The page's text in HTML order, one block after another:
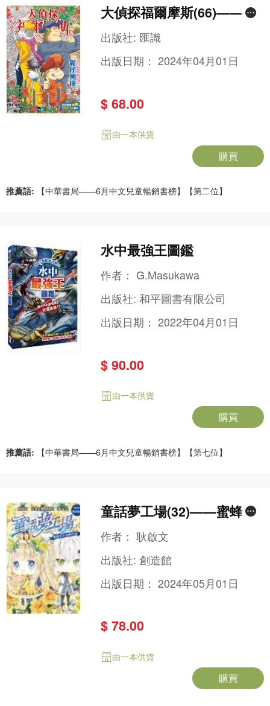
大偵探福爾摩斯(66)——猩
仔神探
出版社: 匯識
出版日期：2024年04月01日
$ 68.00
由一本供貨
購買
推薦語: 【中華書局——6月中文兒童暢銷書榜】【第二位】
水中最強王圖鑑
作者：G.Masukawa
出版社:和平圖書有限公司
出版日期：2022年04月01日
$ 90.00
由一本供貨
購買
推薦語: 【中華書局——6月中文兒童暢銷書榜】【第七位】
童話夢工場(32)——蜜蜂公
主青梅竹馬
作者：耿啟文
出版社:創造館
出版日期：2024年05月01日
$ 78.00
由一本供貨
購買